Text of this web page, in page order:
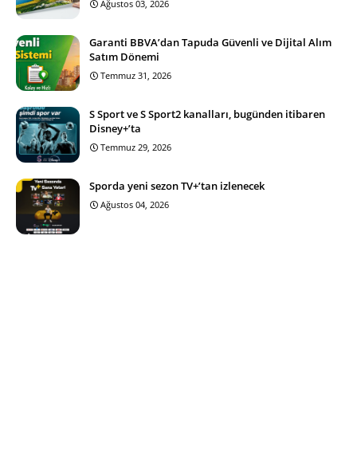
Ağustos 03, 2026
Garanti BBVA’dan Tapuda Güvenli ve Dijital Alım
Satım Dönemi
Temmuz 31, 2026
S Sport ve S Sport2 kanalları, bugünden itibaren
Disney+’ta
Temmuz 29, 2026
Sporda yeni sezon TV+’tan izlenecek
Ağustos 04, 2026